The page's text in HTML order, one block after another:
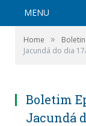
MENU
Home »
Jacundá do dia
Boletim
Jacundá